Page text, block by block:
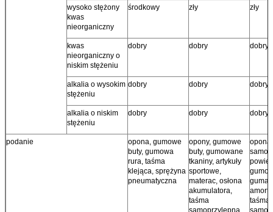
wysoko stężony
kwas
nieorganiczny
środkowy zły zły
kwas
nieorganiczny o
niskim stężeniu
dobry dobry dobry
alkalia o wysokim
stężeniu
dobry dobry dobry
alkalia o niskim
stężeniu
dobry dobry dobry
podanie
opona, gumowe
buty, gumowa
rura, taśma
klejąca, sprężyna
pneumatyczna
opony, gumowe
buty, gumowane
tkaniny, artykuły
sportowe,
materac, osłona
akumulatora,
taśma
samoprzylepna
opona
guma
taśma